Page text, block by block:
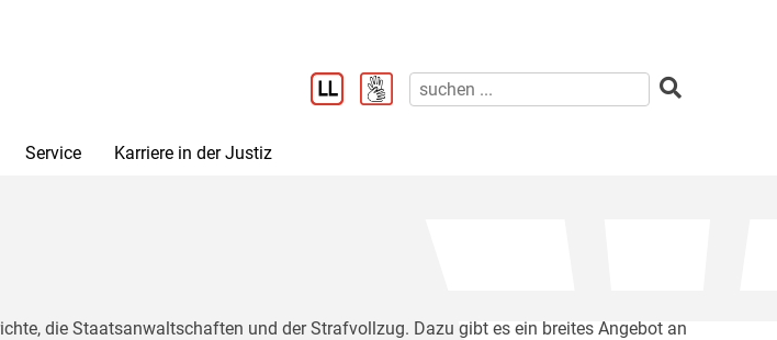
Service Karriere in der Justiz
die Staatsanwaltschaften und der Strafvollzug. Dazu gibt es ein breites Angebot an